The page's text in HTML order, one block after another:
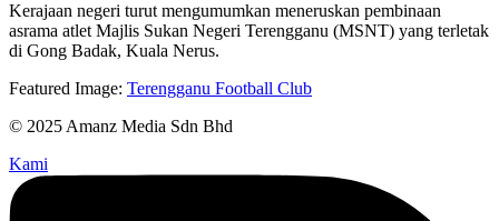
Kerajaan negeri turut mengumumkan meneruskan pembinaan
asrama atlet Majlis Sukan Negeri Terengganu (MSNT) yang terletak
di Gong Badak, Kuala Nerus.
Featured Image: Terengganu Football Club
© 2025 Amanz Media Sdn Bhd
Kami